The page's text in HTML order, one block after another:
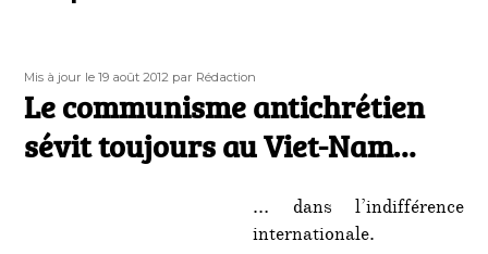
Publié
le
Mis à jour le 19 août 2012 Auteur
par Rédaction
Le communisme antichrétien
sévit toujours au Viet-Nam…
… dans l’indifférence
internationale.